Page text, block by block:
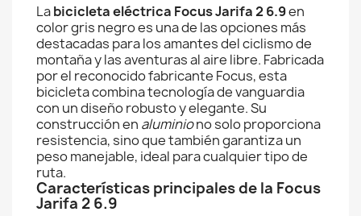
Labicicleta eléctrica Focus Jarifa 2 6.9en
color gris negro es una de las opciones más
destacadas para los amantes del ciclismo de
montaña y las aventuras al aire libre. Fabricada
por el reconocido fabricante Focus, esta
bicicleta combina tecnología de vanguardia
con un diseño robusto y elegante. Su
construcción en aluminiono solo proporciona
resistencia, sino que también garantiza un
peso manejable, ideal para cualquier tipo de
ruta.
Características principales de la Focus
Jarifa 2 6.9